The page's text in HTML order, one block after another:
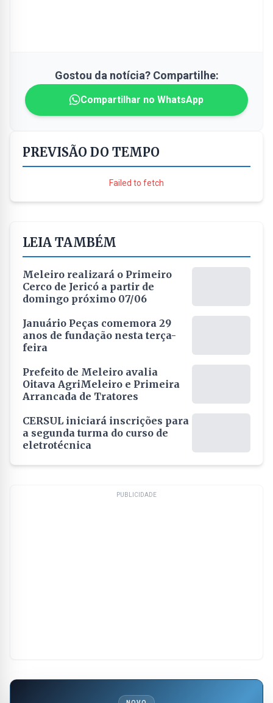
Gostou da notícia? Compartilhe:
Compartilhar no WhatsApp
PREVISÃO DO TEMPO
Failed to fetch
LEIA TAMBÉM
Meleiro realizará o Primeiro
Cerco de Jericó a partir de
domingo próximo 07/06
Januário Peças comemora 29
anos de fundação nesta terça-
feira
Prefeito de Meleiro avalia
Oitava AgriMeleiro e Primeira
Arrancada de Tratores
CERSUL iniciará inscrições para
a segunda turma do curso de
eletrotécnica
PUBLICIDADE